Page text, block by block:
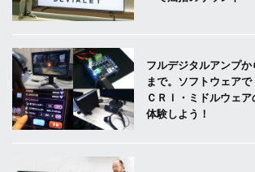
フルデジタルアンプ
まで。ソフトウェア
ＣＲＩ・ミドルウェ
体験しよう！